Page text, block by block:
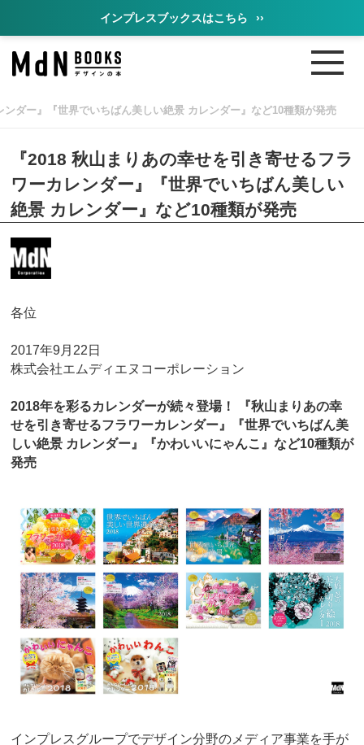
インプレスブックスはこちら ››
ダー』『世界でいちばん美しい絶景 カレンダー』など10種類が発売
『2018 秋山まりあの幸せを引き寄せるフラ
ワーカレンダー』『世界でいちばん美しい
絶景 カレンダー』など10種類が発売
各位
2017年9月22日
株式会社エムディエヌコーポレーション
2018年を彩るカレンダーが続々登場！ 『秋山まりあの幸
せを引き寄せるフラワーカレンダー』『世界でいちばん美
しい絶景 カレンダー』『かわいいにゃんこ』など10種類が
発売
インプレスグループでデザイン分野のメディア事業を手が